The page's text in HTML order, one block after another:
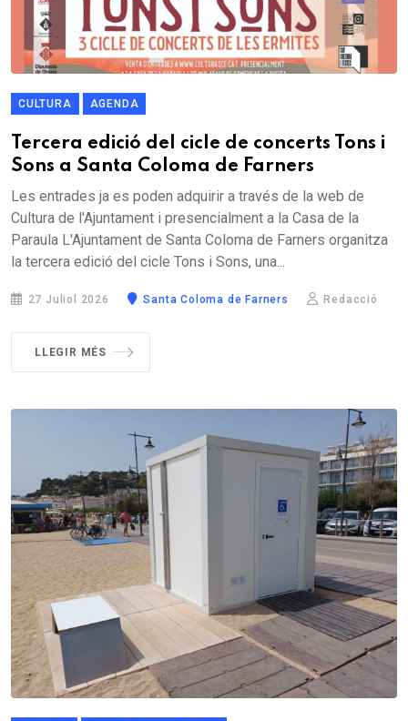
CULTURA AGENDA
Tercera edició del cicle de concerts Tons i
Sons a Santa Coloma de Farners
Les entrades ja es poden adquirir a través de la web de
Cultura de l'Ajuntament i presencialment a la Casa de la
Paraula L'Ajuntament de Santa Coloma de Farners organitza
la tercera edició del cicle Tons i Sons, una...
27 Juliol 2026 Santa Coloma de Farners Redacció
LLEGIR MÉS